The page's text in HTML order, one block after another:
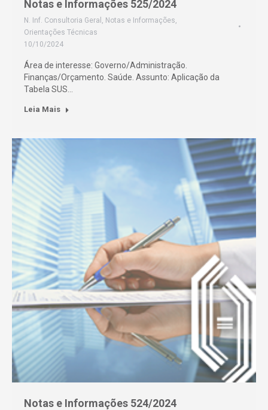
Notas e Informações 525/2024
N. Inf. Consultoria Geral , Notas e Informações,
Orientações Técnicas
10/10/2024
Área de interesse: Governo/Administração.
Finanças/Orçamento. Saúde. Assunto: Aplicação da
Tabela SUS…
Leia Mais
Notas e Informações 524/2024